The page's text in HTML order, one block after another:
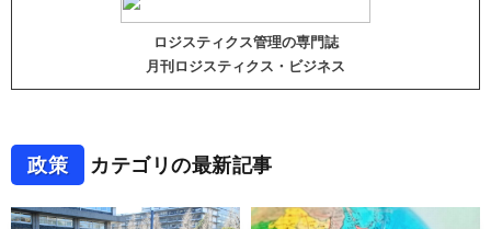
ロジスティクス管理の専門誌
月刊ロジスティクス・ビジネス
政策 カテゴリの最新記事